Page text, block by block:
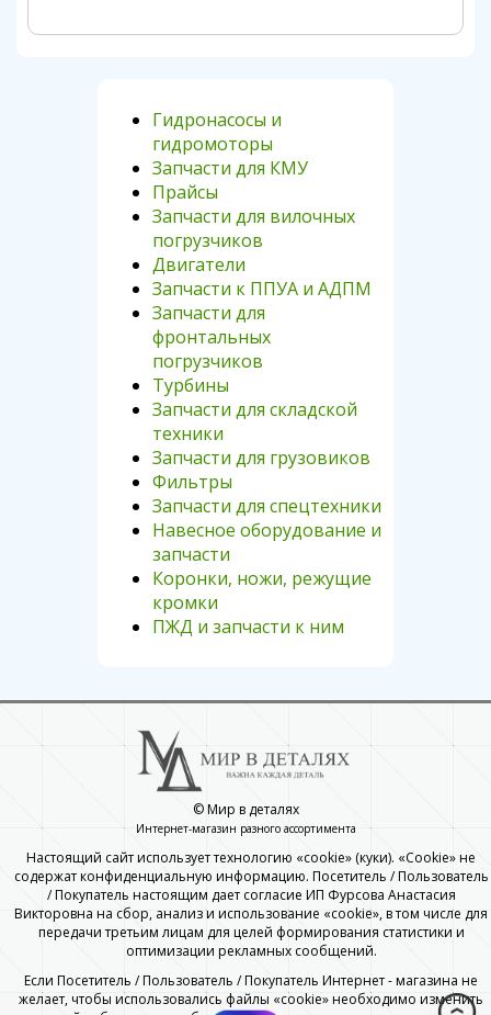
Гидронасосы и
гидромоторы
Запчасти для КМУ
Прайсы
Запчасти для вилочных
погрузчиков
Двигатели
Запчасти к ППУА и АДПМ
Запчасти для
фронтальных
погрузчиков
Турбины
Запчасти для складской
техники
Запчасти для грузовиков
Фильтры
Запчасти для спецтехники
Навесное оборудование и
запчасти
Коронки, ножи, режущие
кромки
ПЖД и запчасти к ним
© Мир в деталях
Интернет-магазин разного ассортимента
Настоящий сайт использует технологию «cookie» (куки). «Cookie» не
содержат конфиденциальную информацию. Посетитель / Пользователь
/ Покупатель настоящим дает согласие ИП Фурсова Анастасия
Викторовна на сбор, анализ и использование «cookie», в том числе для
передачи третьим лицам для целей формирования статистики и
оптимизации рекламных сообщений.
Если Посетитель / Пользователь / Покупатель Интернет - магазина не
желает, чтобы использовались файлы «cookie» необходимо изменить